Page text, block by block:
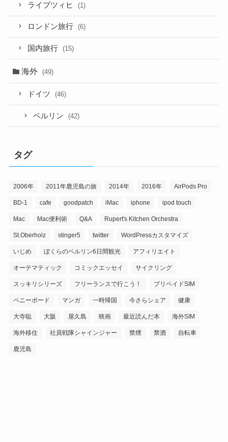
ライプツィヒ (1)
ロンドン旅行 (6)
国内旅行 (15)
海外 (49)
ドイツ (46)
ベルリン (42)
タグ
2006年 2011年鹿児島の旅 2014年 2016年 AirPods Pro
BD-1 cafe goodpatch iMac iphone ipod touch
Mac Mac便利術 Q&A Rupert's Kitchen Orchestra
St.Oberholz stinger5 twitter WordPressカスタマイズ
いじめ ぼくらのベルリン6日間観光 アフィリエイト
オーテマティック コミックエッセイ サイクリング
スッキリシリーズ フリーランスで行こう！ プリペイドSIM
ペニーボード マンガ 一時帰国 今さらシェア 健康
大寺聡 大阪 屋久島 映画 最近読んだ本 海外SIM
海外移住 社員戦隊シャインジャー 禁煙 禁酒 自転車
鹿児島